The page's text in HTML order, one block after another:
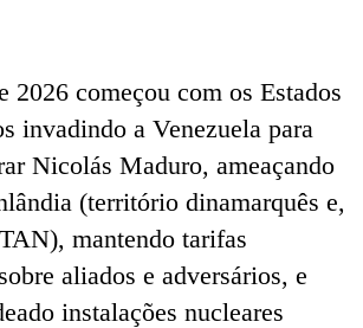
2026 começou com os Estados
invadindo a Venezuela para
Nicolás Maduro, ameaçando
(território dinamarquês e,
mantendo tarifas
aliados e adversários, e
instalações nucleares